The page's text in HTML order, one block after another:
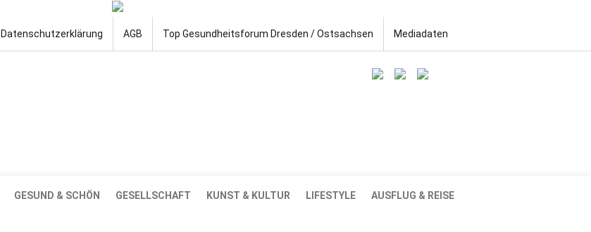
Datenschutzerklärung AGB Top Gesundheitsforum Dresden / Ostsachsen Mediadaten
GESUND & SCHÖN GESELLSCHAFT KUNST & KULTUR LIFESTYLE AUSFLUG & REISE